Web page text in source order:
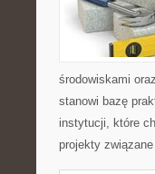
środowiskami
stanowi bazę
instytucji, które
projekty